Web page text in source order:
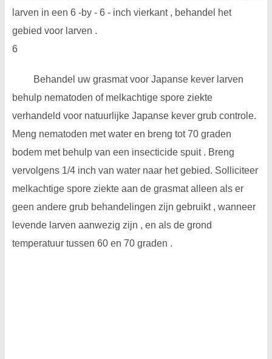
larven in een 6 -by - 6 - inch vierkant , behandel het
gebied voor larven .
6
Behandel uw grasmat voor Japanse kever larven
behulp nematoden of melkachtige spore ziekte
verhandeld voor natuurlijke Japanse kever grub controle.
Meng nematoden met water en breng tot 70 graden
bodem met behulp van een insecticide spuit . Breng
vervolgens 1/4 inch van water naar het gebied. Solliciteer
melkachtige spore ziekte aan de grasmat alleen als er
geen andere grub behandelingen zijn gebruikt , wanneer
levende larven aanwezig zijn , en als de grond
temperatuur tussen 60 en 70 graden .